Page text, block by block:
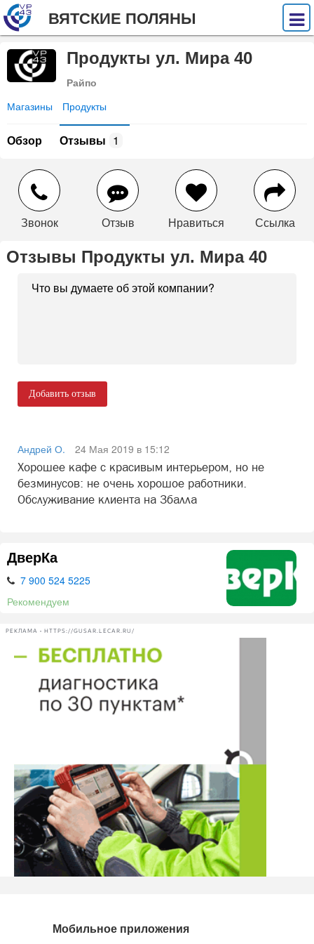
ВЯТСКИЕ ПОЛЯНЫ
Продукты ул. Мира 40
Райпо
Магазины Продукты
Обзор Отзывы 1
Звонок Отзыв Нравиться Ссылка
Отзывы Продукты ул. Мира 40
Добавить отзыв
Андрей О.
24 Мая 2019 в 15:12
Хорошее кафе с красивым интерьером, но не
безминусов: не очень хорошое работники.
Обслуживание клиента на 3балла
ДверКа
7 900 524 5225
Рекомендуем
РЕКЛАМА • HTTPS://GUSAR.LECAR.RU/
Мобильное приложения